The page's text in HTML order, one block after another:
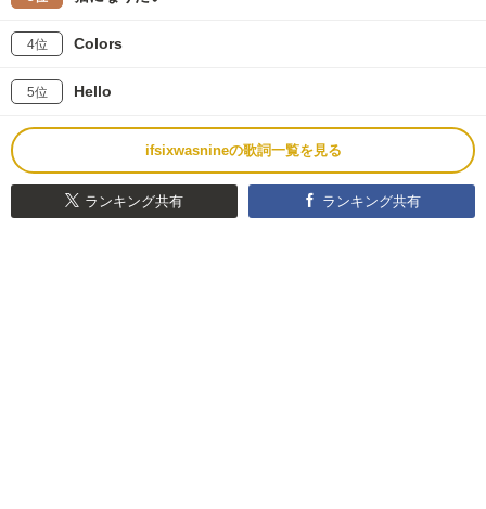
4位 Colors
5位 Hello
ifsixwasnineの歌詞一覧を見る
ランキング共有 ランキング共有